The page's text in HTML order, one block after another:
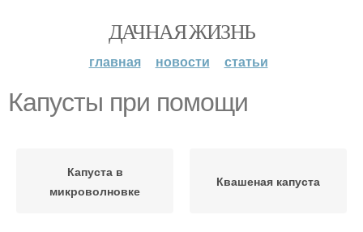
ДАЧНАЯ ЖИЗНЬ
главная новости статьи
Капусты при помощи
Капуста в
микроволновке
Квашеная капуста